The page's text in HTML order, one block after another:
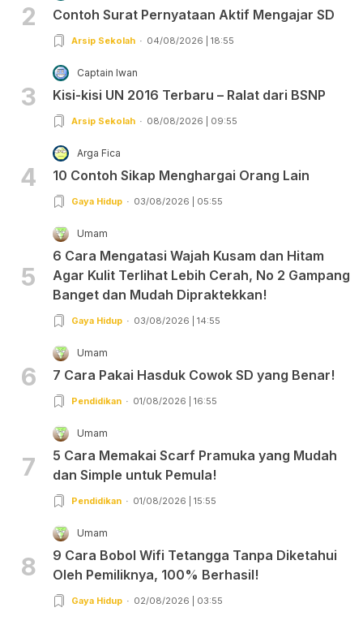
2 Contoh Surat Pernyataan Aktif Mengajar SD
Arsip Sekolah 04/08/2026 | 18:55
3
Captain Iwan
Kisi-kisi UN 2016 Terbaru – Ralat dari BSNP
Arsip Sekolah 08/08/2026 | 09:55
4
Arga Fica
10 Contoh Sikap Menghargai Orang Lain
Gaya Hidup 03/08/2026 | 05:55
5
Umam
6 Cara Mengatasi Wajah Kusam dan Hitam
Agar Kulit Terlihat Lebih Cerah, No 2 Gampang
Banget dan Mudah Dipraktekkan!
Gaya Hidup 03/08/2026 | 14:55
6
Umam
7 Cara Pakai Hasduk Cowok SD yang Benar!
Pendidikan 01/08/2026 | 16:55
7
Umam
5 Cara Memakai Scarf Pramuka yang Mudah
dan Simple untuk Pemula!
Pendidikan 01/08/2026 | 15:55
8
Umam
9 Cara Bobol Wifi Tetangga Tanpa Diketahui
Oleh Pemiliknya, 100% Berhasil!
Gaya Hidup 02/08/2026 | 03:55